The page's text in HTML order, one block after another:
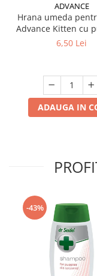
ADVANCE
Hrana umeda
Advance Kitten cu
6,50 Lei
ADAUGA IN
-43%